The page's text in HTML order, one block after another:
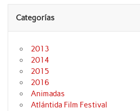
Categorías
2013
2014
2015
2016
Animadas
Atlántida Film Festival